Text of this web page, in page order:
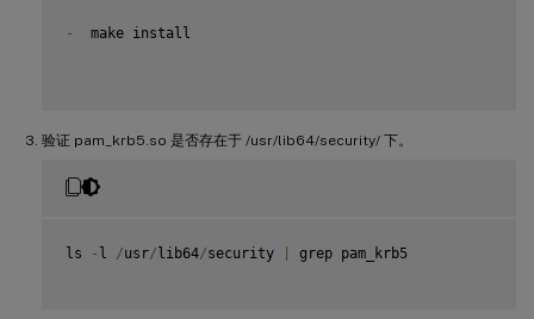
-
  make install
验证 pam_krb5.so 是否存在于 /usr/lib64/security/ 下。
ls - l /usr/lib64/security grep pam_krb5